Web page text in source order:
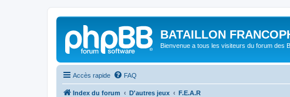
BATAILLON
Bienvenue a tous les visiteurs du forum des
Accès rapide FAQ
Index du forum D'autres jeux F.E.A.R